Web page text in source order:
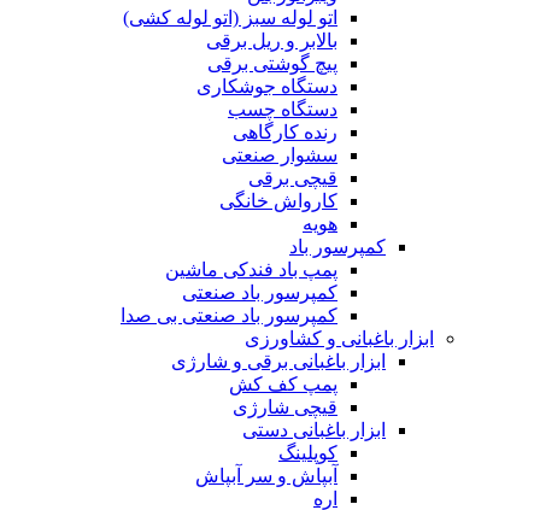
اتو لوله سبز (اتو لوله کشی)
بالابر و ریل برقی
پیچ گوشتی برقی
دستگاه جوشکاری
دستگاه چسب
رنده کارگاهی
سشوار صنعتی
قیچی برقی
کارواش خانگی
هویه
کمپرسور باد
پمپ باد فندکی ماشین
کمپرسور باد صنعتی
کمپرسور باد صنعتی بی صدا
ابزار باغبانی و کشاورزی
ابزار باغبانی برقی و شارژی
پمپ کف کش
قیچی شارژی
ابزار باغبانی دستی
کوپلینگ
آبپاش و سر آبپاش
اره